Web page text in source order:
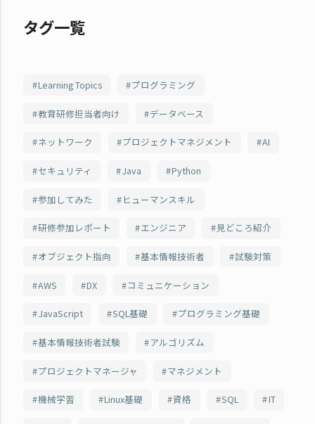
タグ一覧
Learning Topics プログラミング
教育研修担当者向け データベース
ネットワーク プロジェクトマネジメント AI
セキュリティ Java Python
参加してみた ヒューマンスキル
研修参加レポート エンジニア 見どころ紹介
オブジェクト指向 基本情報技術者 試験対策
AWS DX コミュニケーション
JavaScript SQL基礎 プログラミング基礎
基本情報技術者試験 アルゴリズム
プロジェクトマネージャ マネジメント
機械学習 Linux基礎 資格 SQL IT